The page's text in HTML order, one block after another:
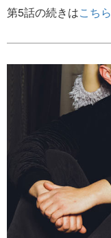
第5話の続きはこちら